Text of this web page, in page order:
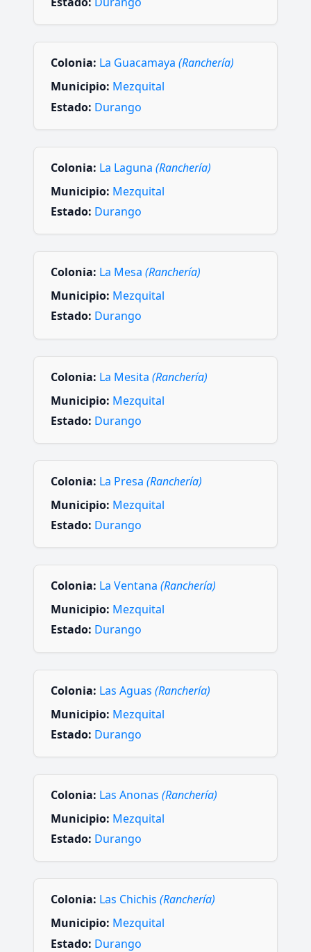
Colonia: La Guacamaya (Ranchería)
Municipio: Mezquital
Estado: Durango
Colonia: La Laguna (Ranchería)
Municipio: Mezquital
Estado: Durango
Colonia: La Mesa (Ranchería)
Municipio: Mezquital
Estado: Durango
Colonia: La Mesita (Ranchería)
Municipio: Mezquital
Estado: Durango
Colonia: La Presa (Ranchería)
Municipio: Mezquital
Estado: Durango
Colonia: La Ventana (Ranchería)
Municipio: Mezquital
Estado: Durango
Colonia: Las Aguas (Ranchería)
Municipio: Mezquital
Estado: Durango
Colonia: Las Anonas (Ranchería)
Municipio: Mezquital
Estado: Durango
Colonia: Las Chichis (Ranchería)
Municipio: Mezquital
Estado: Durango